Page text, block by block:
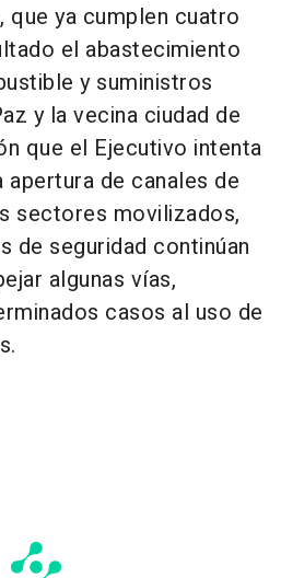
que ya cumplen cuatro
el abastecimiento
y suministros
y la vecina ciudad de
que el Ejecutivo intenta
de canales de
sectores movilizados,
de seguridad continúan
algunas vías,
casos al uso de